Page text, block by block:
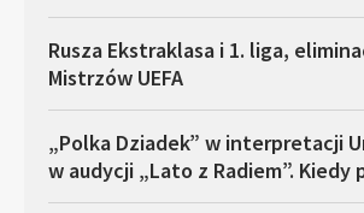
Rusza Ekstraklasa i 1. liga,
Mistrzów UEFA
„Polka Dziadek” w interpretacji
w audycji „Lato z Radiem”. Kiedy